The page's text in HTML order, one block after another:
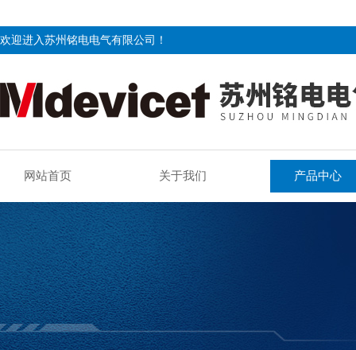
欢迎进入苏州铭电电气有限公司！
网站首页 关于我们 产品中心